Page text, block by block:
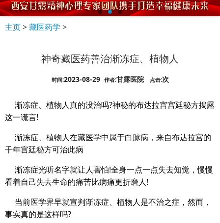
主页>藏医药学 >
神奇藏医药善治渐冻症、植物人
时间:2023-08-29 作者:甘露医院 点击:次
渐冻症、植物人真的没治吗?神秘的布达拉宫宫廷秘方揭露
这一谎言!
渐冻症、植物人在藏医学中属于白脉病，来自布达拉宫的
千年宫廷秘方可治此病
渐冻症光听名字就让人害怕!全身一点一点失去知觉，慢慢
看着自己失去生命的痛苦比病痛更折磨人!
当前医学界早就宣判渐冻症、植物人是不治之症，然而，
事实真的是这样吗?